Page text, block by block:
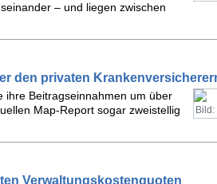
– und liegen zwischen
den privaten
ihre Beitragseinnahmen um über
Map-Report sogar zweistellig
Verwaltungskostenquoten